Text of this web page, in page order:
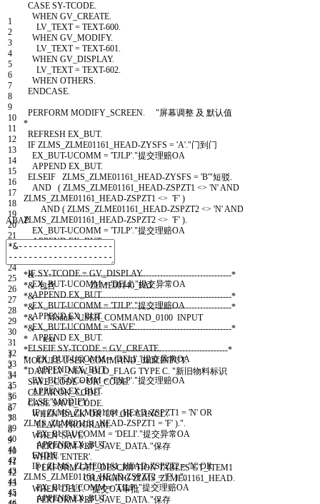
1
2
3
4
5
6
7
8
9
10
11
12
13
14
15
16
17
18
19
20
21
22
23
24
25
26
27
28
29
30
31
32
33
34
35
36
37
38
39
40
41
42
43
44
45
CASE SY-TCODE.
WHEN GV CREATE.
LV TEXT = TEXT-600.
WHEN GV MODIFY.
LV TEXT = TEXT-601.
WHEN GV DISPLAY.
LV TEXT = TEXT-602.
WHEN OTHERS.
ENDCASE.
PERFORM MODIFY SCREEN.
"屏幕调整 及 默认值
*
REFRESH EX BUT.
IF ZLMS ZLME01161 HEAD-ZYSFS = 'A'."门到门
EX BUT-UCOMM = 'TJLP'."提交理赔OA
APPEND EX BUT.
ELSEIF
ZLMS ZLME01161 HEAD-ZYSFS = 'B'"短驳.
AND
( ZLMS ZLME01161 HEAD-ZSPZT1 <> 'N'AND
ZLMS ZLME01161 HEAD-ZSPZT1 <> 'F' )
AND ( ZLMS ZLME01161 HEAD-ZSPZT2 <> 'N'AND
ZLMS ZLME01161 HEAD-ZSPZT2 <> 'F' ).
EX BUT-UCOMM = 'TJLP'."提交理赔OA
APPEND EX_BUT.
IF SY-TCODE = GV_DISPLAY.
EX_BUT-UCOMM = 'DELI'."提交异常OA
APPEND EX_BUT.
EX_BUT-UCOMM = 'TJLP'."提交理赔OA
APPEND EX_BUT.
EX_BUT-UCOMM = 'SAVE'.
APPEND EX BUT.
ELSEIF SY-TCODE = GV_CREATE.
* EX_BUT-UCOMM = 'DELI'."提交异常OA
* APPEND EX_BUT.
EX_BUT-UCOMM = 'TJLP'."提交理赔OA
APPEND EX_BUT.
ELSE."MODIFY
IF ( ZLMS_ZLME01161_HEAD-ZSPZT1 = 'N' OR
ZLMS_ZLME01161_HEAD-ZSPZT1 = 'F' ).".
EX_BUT-UCOMM = 'DELI'."提交异常OA
APPEND EX_BUT.
ENDIF.
IF ( ZLMS_ZLME01161_HEAD-ZSPZT2 = 'N' OR
ZLMS ZLME01161_HEAD-ZSPZT2 = 'F' ).".
EX_BUT-UCOMM = 'TJLP'."提交理赔OA
APPEND EX_BUT.
ABAP
1
2
3
4
5
6
7
8
9
10
11
12
13
14
*&---------------------------------------------------------------------*
*& 包含 ZLME00140_PAI
*&---------------------------------------------------------------------*
*&---------------------------------------------------------------------*
*& Module USER_COMMAND_0100 INPUT
*&---------------------------------------------------------------------*
* text
*----------------------------------------------------------------------*
MODULE USER_COMMAND_0100 INPUT.
DATA:LV_NEW_OLD FLAG TYPE C. "新旧物料标识
SAVE_CODE = OK_ CODE.
CLEAR:OK_CODE.
CASE SAVE_CODE.
WHEN 'BACK' OR 'UP' OR 'CANCL'.
LEAVE PROGRAM.
WHEN 'SAVE'.
PERFORM PRF_SAVE DATA."保存
WHEN 'ENTER'.
PERFORM GET_DESCRIPTION TABLES GT_ITEM1
CHANGING ZLMS _ZLME01161 HEAD.
WHEN 'DELI'. "提交OA审批
PERFORM PRF_SAVE DATA."保存